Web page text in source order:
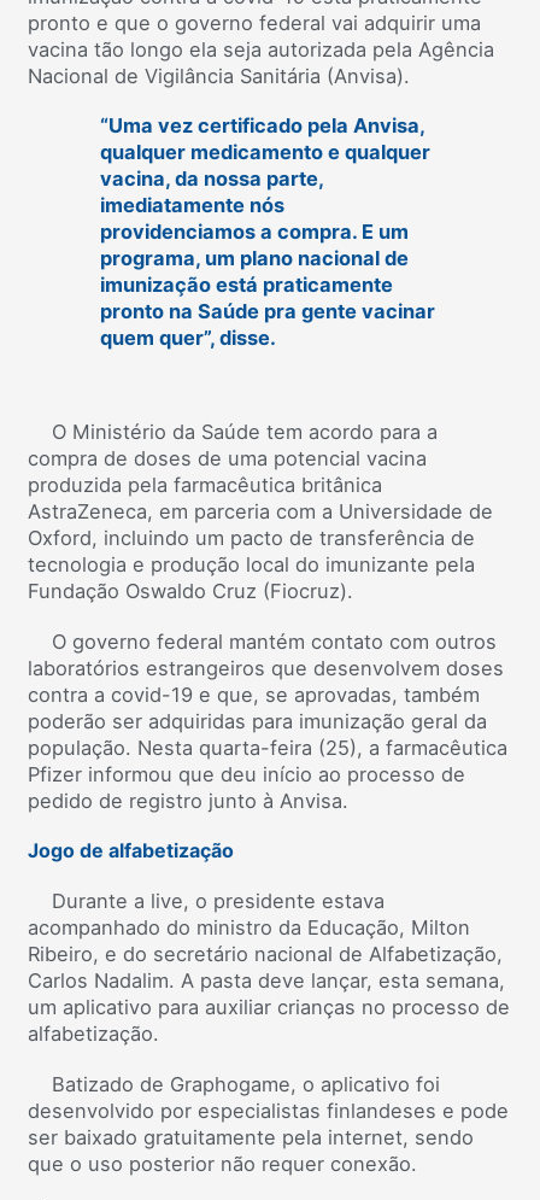
pronto e que o governo federal vai adquirir uma
vacina tão longo ela seja autorizada pela Agência
Nacional de Vigilância Sanitária (Anvisa).
“Uma vez certificado pela Anvisa,
qualquer medicamento e qualquer
vacina, da nossa parte,
imediatamente nós
providenciamos a compra. E um
programa, um plano nacional de
imunização está praticamente
pronto na Saúde pra gente vacinar
quem quer”, disse.
O Ministério da Saúde tem acordo para a
compra de doses de uma potencial vacina
produzida pela farmacêutica britânica
AstraZeneca, em parceria com a Universidade de
Oxford, incluindo um pacto de transferência de
tecnologia e produção local do imunizante pela
Fundação Oswaldo Cruz (Fiocruz).
O governo federal mantém contato com outros
laboratórios estrangeiros que desenvolvem doses
contra a covid-19 e que, se aprovadas, também
poderão ser adquiridas para imunização geral da
população. Nesta quarta-feira (25), a farmacêutica
Pfizer informou que deu início ao processo de
pedido de registro junto à Anvisa.
Jogo de alfabetização
Durante a live, o presidente estava
acompanhado do ministro da Educação, Milton
Ribeiro, e do secretário nacional de Alfabetização,
Carlos Nadalim. A pasta deve lançar, esta semana,
um aplicativo para auxiliar crianças no processo de
alfabetização.
Batizado de Graphogame, o aplicativo foi
desenvolvido por especialistas finlandeses e pode
ser baixado gratuitamente pela internet, sendo
que o uso posterior não requer conexão.